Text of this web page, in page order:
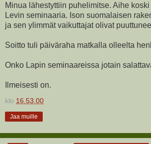
Minua lähestyttiin puhelimitse. Aihe
Levin seminaaria. Ison suomalaisen
ja sen ylimmät vaikuttajat olivat
Soitto tuli päiväraha matkalla olleelta
Onko Lapin seminaareissa jotain
Ilmeisesti on.
klo 16.53.00
Jaa muille